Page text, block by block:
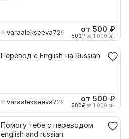
varaalekseeva729 от 500 ₽
500₽ за 1 000 зн.
Перевод с English на Russian
varaalekseeva729 от 500 ₽
500₽ за 1 000 зн.
Помогу тебе с переводом
english and russian